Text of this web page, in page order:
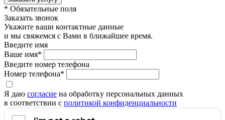
* Обязательные поля
Заказать звонок
Укажите ваши контактные данные
и мы свяжемся с Вами в ближайшее время.
Введите имя
Ваше имя*
Введите номер телефона
Номер телефона*
Я даю согласие на обработку персональных данных
в соответствии с политикой конфиденциальности